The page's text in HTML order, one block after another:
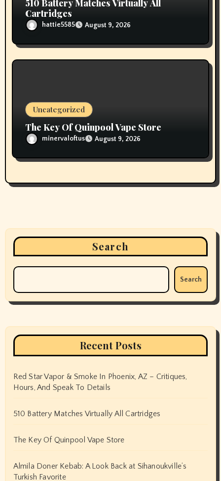
510 Battery Matches Virtually All
Cartridges
hattie5585 August 9, 2026
Uncategorized
The Key Of Quinpool Vape Store
minervaloftus August 9, 2026
Search
Search
Recent Posts
Red Star Vapor & Smoke In Phoenix, AZ – Critiques,
Hours, And Speak To Details
510 Battery Matches Virtually All Cartridges
The Key Of Quinpool Vape Store
Almila Doner Kebab: A Look Back at Sihanoukville’s
Turkish Favorite